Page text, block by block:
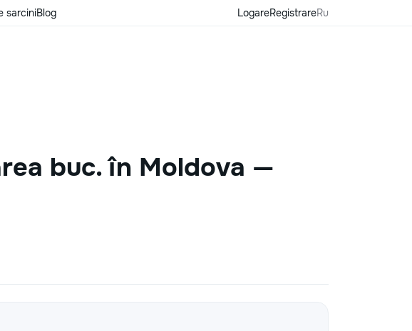
sarciniBlog LogareRegistrareRu
buc. în Moldova —